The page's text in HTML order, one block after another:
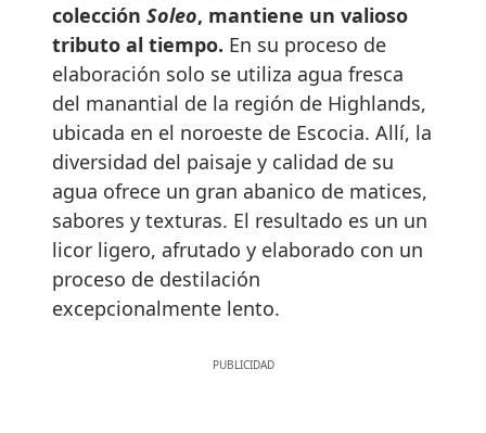
colección Soleo, mantiene un valioso
tributo al tiempo. En su proceso de
elaboración solo se utiliza agua fresca
del manantial de la región de Highlands,
ubicada en el noroeste de Escocia. Allí, la
diversidad del paisaje y calidad de su
agua ofrece un gran abanico de matices,
sabores y texturas. El resultado es un un
licor ligero, afrutado y elaborado con un
proceso de destilación
excepcionalmente lento.